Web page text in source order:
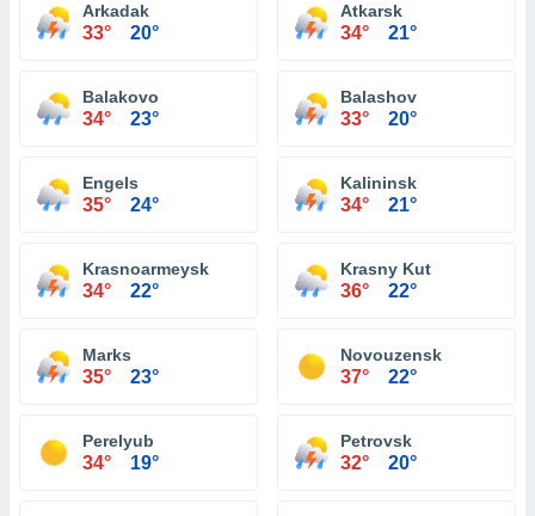
Arkadak
33° 20°
Atkarsk
34° 21°
Balakovo
34° 23°
Balashov
33° 20°
Engels
35° 24°
Kalininsk
34° 21°
Krasnoarmeysk
34° 22°
Krasny Kut
36° 22°
Marks
35° 23°
Novouzensk
37° 22°
Perelyub
34° 19°
Petrovsk
32° 20°